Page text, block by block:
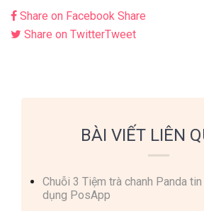
Share on Facebook Share
Share on TwitterTweet
BÀI VIẾT LIÊN
Chuỗi 3 Tiệm trà chanh Panda
dụng PosApp